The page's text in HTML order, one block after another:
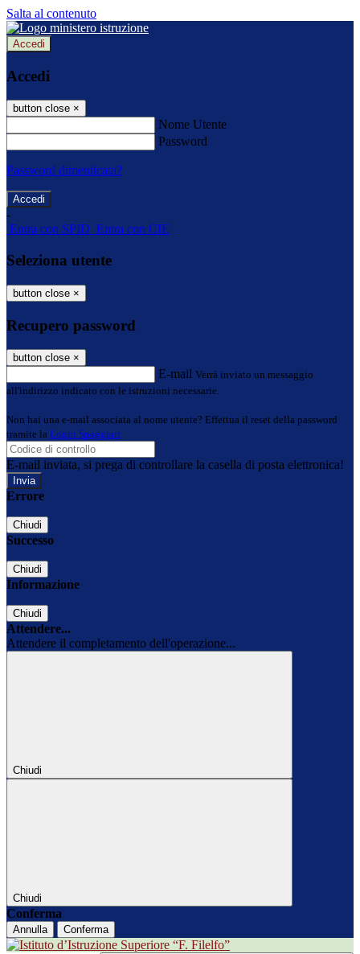
Salta al contenuto
Accedi
Accedi
button close ×
Nome Utente
Password
Password dimenticata?
-
Entra con SPID Entra con CIE
Seleziona utente
button close ×
Recupero password
button close ×
E-mail Verrà inviato un messaggio
all'indirizzo indicato con le istruzioni necessarie.
Non hai una e-mail associata al nome utente? Effettua il reset della password
tramite la Login Spaggiari
E-mail inviata, si prega di controllare la casella di posta elettronica!
Errore
Chiudi
Successo
Chiudi
Informazione
Chiudi
Attendere...
Attendere il completamento dell'operazione...
Chiudi
Chiudi
Conferma
Annulla Conferma